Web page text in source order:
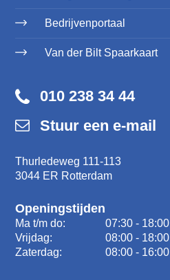
Bedrijvenportaal
Van der Bilt Spaarkaart
010 238 34 44
Stuur een e-mail
Thurledeweg 111-113
3044 ER Rotterdam
Openingstijden
Ma t/m do:
07:30 - 18:00
Vrijdag:
08:00 - 18:00
Zaterdag:
08:00 - 16:00